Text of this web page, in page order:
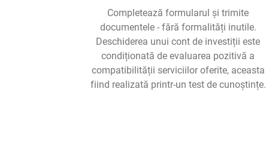
Completează formularul și trimite
documentele - fără formalități inutile.
Deschiderea unui cont de investiții este
condiționată de evaluarea pozitivă a
compatibilității serviciilor oferite, aceasta
fiind realizată printr-un test de cunoștințe.